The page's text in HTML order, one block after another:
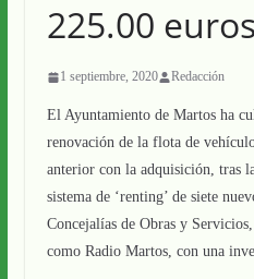
225.00 euros
1 septiembre, 2020 Redacción
El Ayuntamiento de Martos ha
renovación de la flota de
anterior con la adquisición, tras
sistema de ‘renting’ de siete
Concejalías de Obras y
como Radio Martos, con una